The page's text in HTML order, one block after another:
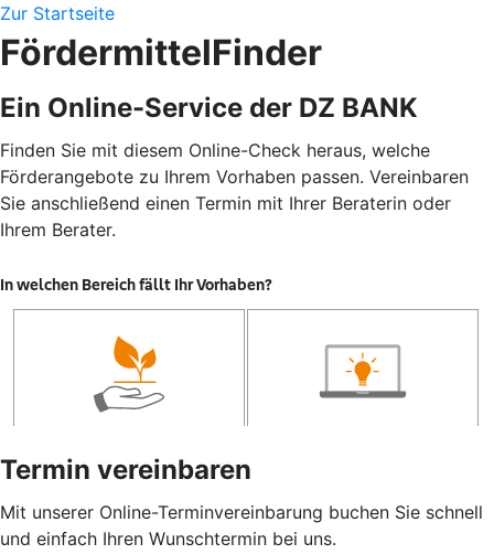
Zur Startseite
FördermittelFinder
Ein Online-Service der DZ BANK
Finden Sie mit diesem Online-Check heraus, welche
Förderangebote zu Ihrem Vorhaben passen. Vereinbaren
Sie anschließend einen Termin mit Ihrer Beraterin oder
Ihrem Berater.
Termin vereinbaren
Mit unserer Online-Terminvereinbarung buchen Sie schnell
und einfach Ihren Wunschtermin bei uns.